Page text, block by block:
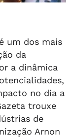
um dos mais
da
a dinâmica
no dia a
trouxe
de
Arnon